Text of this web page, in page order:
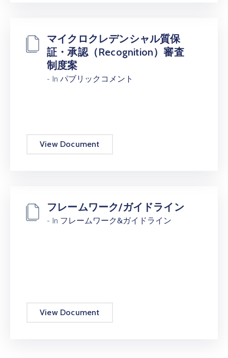
マイクロクレデンシャル質保
証・承認（Recognition）審査
制度案
- In パブリックコメント
View Document
フレームワーク/ガイドライン
- In フレームワーク&ガイドライン
View Document